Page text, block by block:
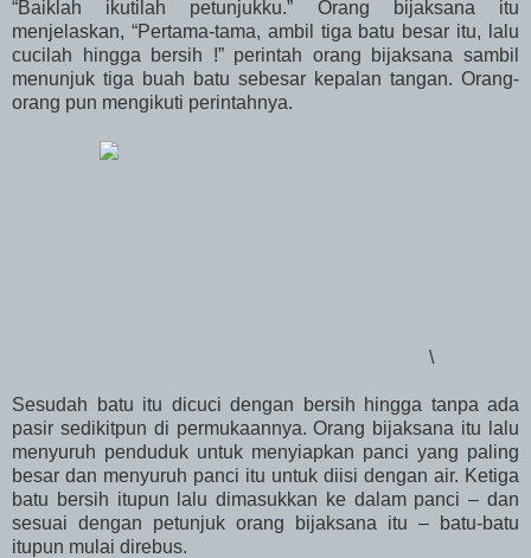
“Baiklah ikutilah petunjukku.” Orang bijaksana itu
menjelaskan, “Pertama-tama, ambil tiga batu besar itu, lalu
cucilah hingga bersih !” perintah orang bijaksana sambil
menunjuk tiga buah batu sebesar kepalan tangan. Orang-
orang pun mengikuti perintahnya.
\
Sesudah batu itu dicuci dengan bersih hingga tanpa ada
pasir sedikitpun di permukaannya. Orang bijaksana itu lalu
menyuruh penduduk untuk menyiapkan panci yang paling
besar dan menyuruh panci itu untuk diisi dengan air. Ketiga
batu bersih itupun lalu dimasukkan ke dalam panci – dan
sesuai dengan petunjuk orang bijaksana itu – batu-batu
itupun mulai direbus.